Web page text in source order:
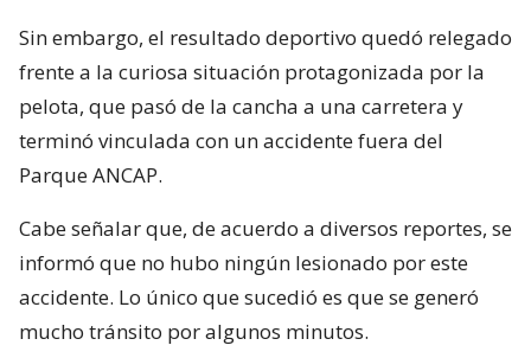
Sin embargo, el resultado deportivo quedó relegado
frente a la curiosa situación protagonizada por la
pelota, que pasó de la cancha a una carretera y
terminó vinculada con un accidente fuera del
Parque ANCAP.
Cabe señalar que, de acuerdo a diversos reportes, se
informó que no hubo ningún lesionado por este
accidente. Lo único que sucedió es que se generó
mucho tránsito por algunos minutos.